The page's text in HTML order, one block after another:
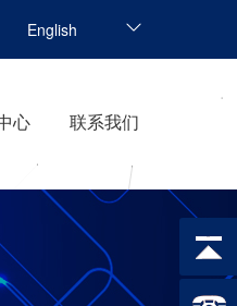
English
心 联系我们